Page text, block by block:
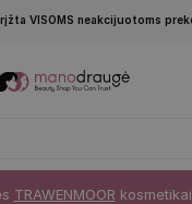
Pereiti į
VISOMS neakcijuotoms
TRAWENMOOR